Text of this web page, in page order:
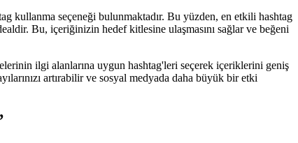
kullanma seçeneği bulunmaktadır. Bu yüzden, en etkili hashtag
Bu, içeriğinizin hedef kitlesine ulaşmasını sağlar ve beğeni
ilgi alanlarına uygun hashtag'leri seçerek içeriklerini geniş
artırabilir ve sosyal medyada daha büyük bir etki